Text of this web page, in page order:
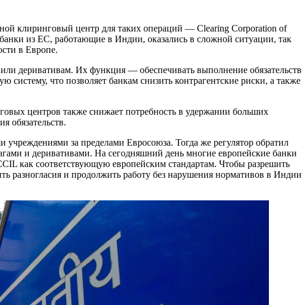
клиринговый центр для таких операций — Clearing Corporation of
из ЕС, работающие в Индии, оказались в сложной ситуации, так
в Европе.
деривативам. Их функция — обеспечивать выполнение обязательств
что позволяет банкам снизить контрагентские риски, а также
центров также снижает потребность в удержании больших
обязательств.
за пределами Евросоюза. Тогда же регулятор обратил
и деривативами. На сегодняшний день многие европейские банки
как соответствующую европейским стандартам. Чтобы разрешить
разногласия и продолжить работу без нарушения нормативов в Индии